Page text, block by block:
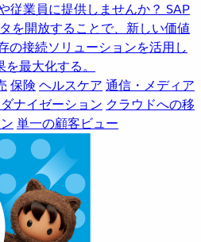
従業員に提供しませんか？ SAP
を開放することで、新しい価値
の接続ソリューションを活用し
最大化する。
保険 ヘルスケア 通信・メディア
ナイゼーション クラウドへの移
単一の顧客ビュー